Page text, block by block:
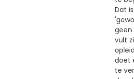
Dat
geen
vult
doet
te